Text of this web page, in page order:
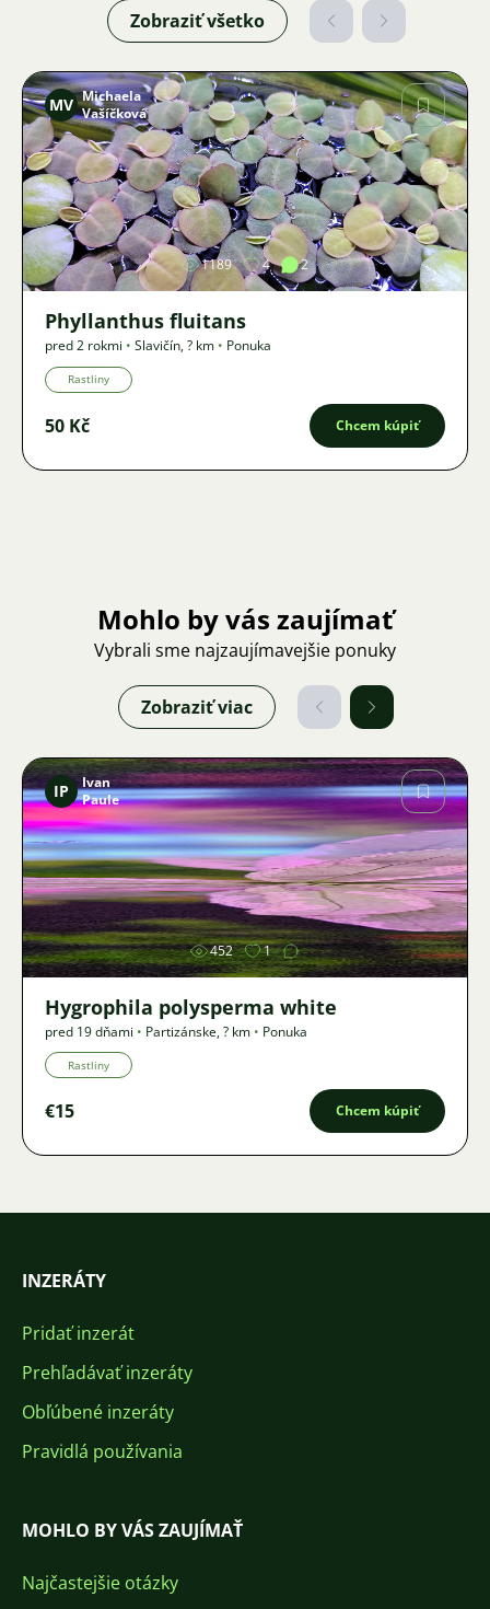
Zobraziť všetko
Obrázok
MV Michaela
Vašíčková
1189 4 2
Phyllanthus fluitans
pred 2 rokmi • Slavičín,? km • Ponuka
Rastliny
50 Kč Chcem kúpiť
Mohlo by vás zaujímať
Vybrali sme najzaujímavejšie ponuky
Zobraziť viac
Obrázok
IP
Ivan
Paule
452 1
Hygrophila polysperma white
pred 19 dňami • Partizánske,? km • Ponuka
Rastliny
€15 Chcem kúpiť
INZERÁTY
Pridať inzerát
Prehľadávať inzeráty
Obľúbené inzeráty
Pravidlá používania
MOHLO BY VÁS ZAUJÍMAŤ
Najčastejšie otázky